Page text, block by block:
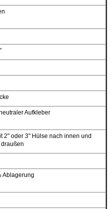
Aufkleber
2" oder 3" Hülse nach innen und
Ablagerung